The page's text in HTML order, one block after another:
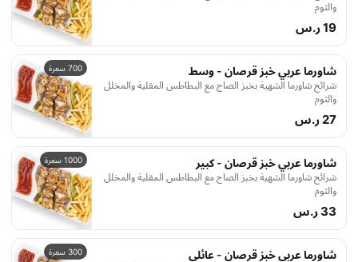
والثوم
19 ر.س
700 سعرة شاورما عربي خبز قرصان - وسط
شرائح شاورما الشهية بخبز الصاج مع البطاطس المقلية والمخلل
والثوم
27 ر.س
1000 سعرة شاورما عربي خبز قرصان - كبير
شرائح شاورما الشهية بخبز الصاج مع البطاطس المقلية والمخلل
والثوم
33 ر.س
300 سعرة شاورما عربي خبز قرصان - عائلي